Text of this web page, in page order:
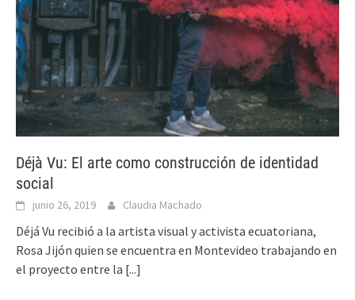
Déjà Vu: El arte como construcción de identidad
social
junio 26, 2019 Claudia Machado
Déjá Vu recibió a la artista visual y activista ecuatoriana,
Rosa Jijón quien se encuentra en Montevideo trabajando en
el proyecto entre la [...]